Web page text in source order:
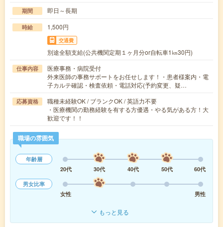
期間 即日～長期
時給 1,500円
交通費
別途全額支給(公共機関定期１ヶ月分or自転車1㎞30円)
仕事内容
医療事務・病院受付
外来医師の事務サポートをお任せします！・患者様案内・電
子カルテ確認・検査依頼・電話対応(予約変更、疑…
応募資格
職種未経験OK / ブランクOK / 英語力不要
・医療機関の勤務経験を有する方優遇・やる気がある方！大
歓迎です！！
職場の雰囲気
年齢層
20代
30代 40代 50代
60代
男女比率
女性
男性
もっと見る